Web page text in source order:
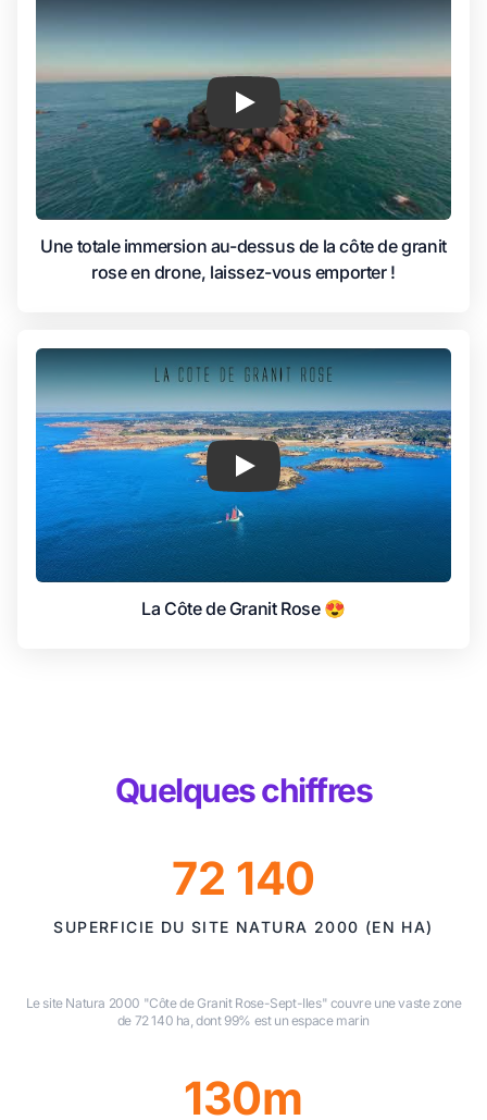
Une totale immersion au-dessus de la côte de granit
rose en drone, laissez-vous emporter !
Play
La Côte de Granit Rose 😍
Quelques chiffres
72 140
SUPERFICIE DU SITE NATURA 2000 (EN HA)
Le site Natura 2000 "Côte de Granit Rose-Sept-Iles" couvre une vaste zone
de 72 140 ha, dont 99% est un espace marin
130m